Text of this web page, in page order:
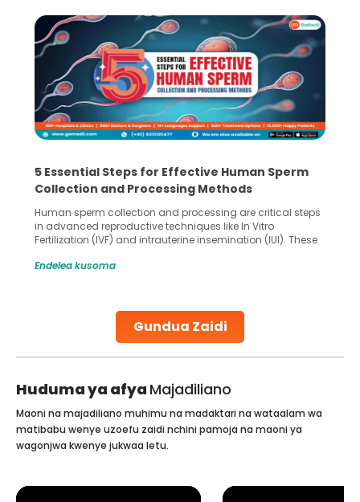
Gundua Zaidi
5 Essential Steps for Effective Human Sperm
Collection and Processing Methods
Human sperm collection and processing are critical steps
in advanced reproductive techniques like In Vitro
Fertilization (IVF) and intrauterine insemination (IUI). These
challenges and help couples achieve their dream of
collected, they process the
Endelea kusoma
Huduma ya afya Majadiliano
Maoni na majadiliano muhimu na madaktari na wataalam wa
matibabu wenye uzoefu zaidi nchini pamoja na maoni ya
wagonjwa kwenye jukwaa letu.